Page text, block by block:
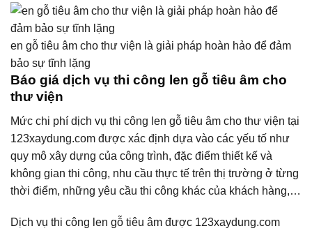
en gỗ tiêu âm cho thư viện là giải pháp hoàn hảo để đảm
bảo sự tĩnh lặng
Báo giá dịch vụ thi công len gỗ tiêu âm cho
thư viện
Mức chi phí dịch vụ thi công len gỗ tiêu âm cho thư viện tại
123xaydung.com được xác định dựa vào các yếu tố như
quy mô xây dựng của công trình, đặc điểm thiết kế và
không gian thi công, nhu cầu thực tế trên thị trường ở từng
thời điểm, những yêu cầu thi công khác của khách hàng,…
Dịch vụ thi công len gỗ tiêu âm được 123xaydung.com